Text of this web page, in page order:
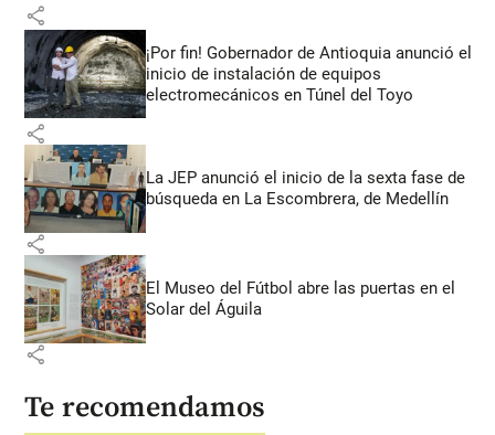
share
¡Por fin! Gobernador de Antioquia anunció el
inicio de instalación de equipos
electromecánicos en Túnel del Toyo
share
La JEP anunció el inicio de la sexta fase de
búsqueda en La Escombrera, de Medellín
share
El Museo del Fútbol abre las puertas en el
Solar del Águila
share
Te recomendamos